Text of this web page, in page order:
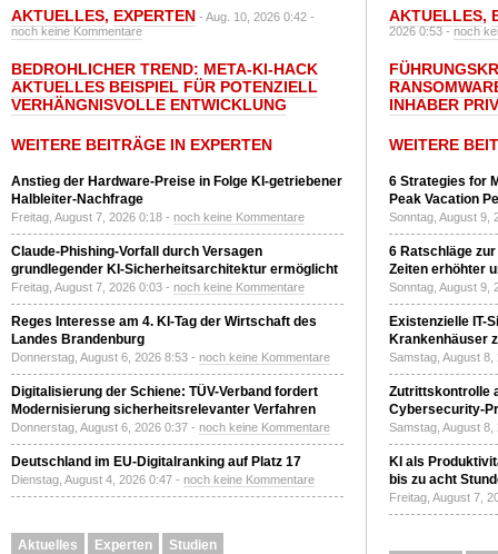
AKTUELLES, EXPERTEN - Aug. 10, 2026 0:42 -
noch keine Kommentare
BEDROHLICHER TREND: META-KI-HACK
AKTUELLES BEISPIEL FÜR POTENZIELL
VERHÄNGNISVOLLE ENTWICKLUNG
WEITERE BEITRÄGE IN EXPERTEN
Anstieg der Hardware-Preise in Folge KI-getriebener
Halbleiter-Nachfrage
Freitag, August 7, 2026 0:18 - noch keine Kommentare
Claude-Phishing-Vorfall durch Versagen
grundlegender KI-Sicherheitsarchitektur ermöglicht
Freitag, August 7, 2026 0:03 - noch keine Kommentare
Reges Interesse am 4. KI-Tag der Wirtschaft des
Landes Brandenburg
Donnerstag, August 6, 2026 8:53 - noch keine Kommentare
Digitalisierung der Schiene: TÜV-Verband fordert
Modernisierung sicherheitsrelevanter Verfahren
Donnerstag, August 6, 2026 0:37 - noch keine Kommentare
Deutschland im EU-Digitalranking auf Platz 17
Dienstag, August 4, 2026 0:47 - noch keine Kommentare
Aktuelles Experten Studien
AKTUELLES,
2026 0:53 -noch
INHABER
WEITERE
6 Strategies for
Peak Vacation
Sonntag, August 9,
6 Ratschläge
Zeiten erhöhter
Sonntag, August 9,
Existenzielle IT-
Krankenhäuser
Samstag, August
Zutrittskontrolle
Cybersecurity-
Samstag, August
KI als
bis zu acht
Freitag, August 7,